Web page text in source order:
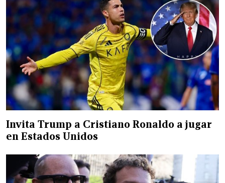
Invita Trump a Cristiano Ronaldo a jugar
en Estados Unidos